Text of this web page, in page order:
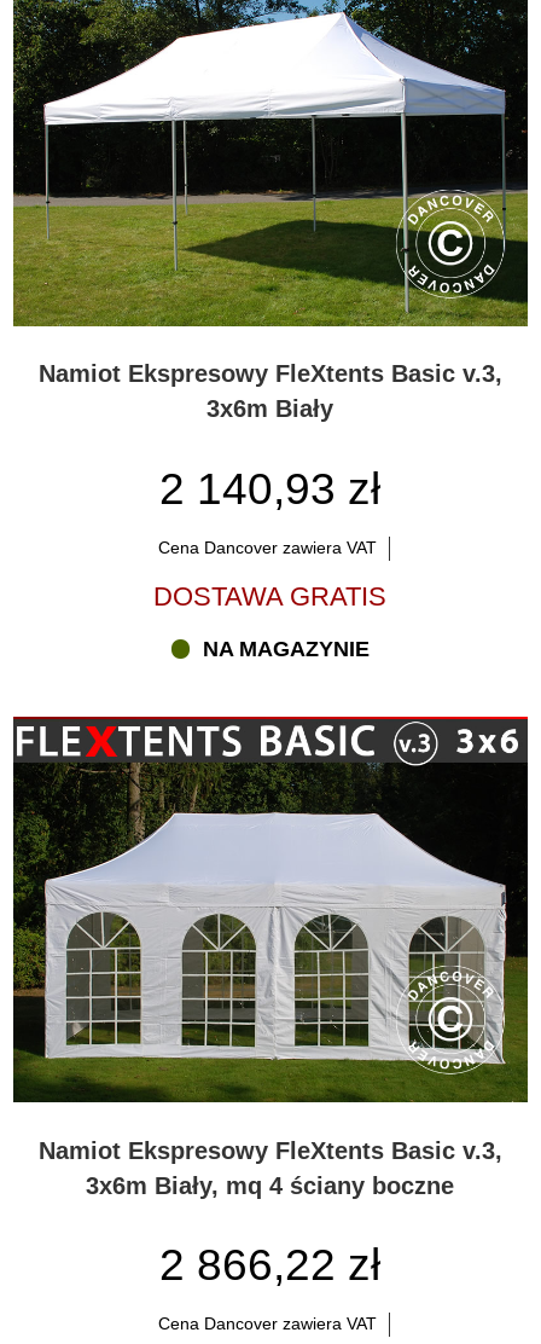
Namiot Ekspresowy FleXtents Basic v.3,
3x6m Biały
2 140,93 zł
Cena Dancover zawiera VAT
DOSTAWA GRATIS
NA MAGAZYNIE
Namiot Ekspresowy FleXtents Basic v.3,
3x6m Biały, mq 4 ściany boczne
2 866,22 zł
Cena Dancover zawiera VAT